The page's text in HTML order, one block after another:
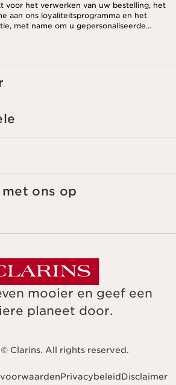
voor het verwerken van uw bestelling, het
aan ons loyaliteitsprogramma en het
met name om u gepersonaliseerde
op basis van uw eerdere aankopen en
ons op
mooier en geef een
planeet door.
Clarins. All rights reserved.
PrivacybeleidDisclaimer